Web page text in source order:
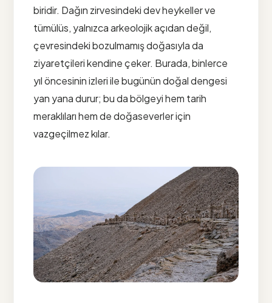
biridir. Dağın zirvesindeki dev heykeller ve
tümülüs, yalnızca arkeolojik açıdan değil,
çevresindeki bozulmamış doğasıyla da
ziyaretçileri kendine çeker. Burada, binlerce
yıl öncesinin izleri ile bugünün doğal dengesi
yan yana durur; bu da bölgeyi hem tarih
meraklıları hem de doğaseverler için
vazgeçilmez kılar.